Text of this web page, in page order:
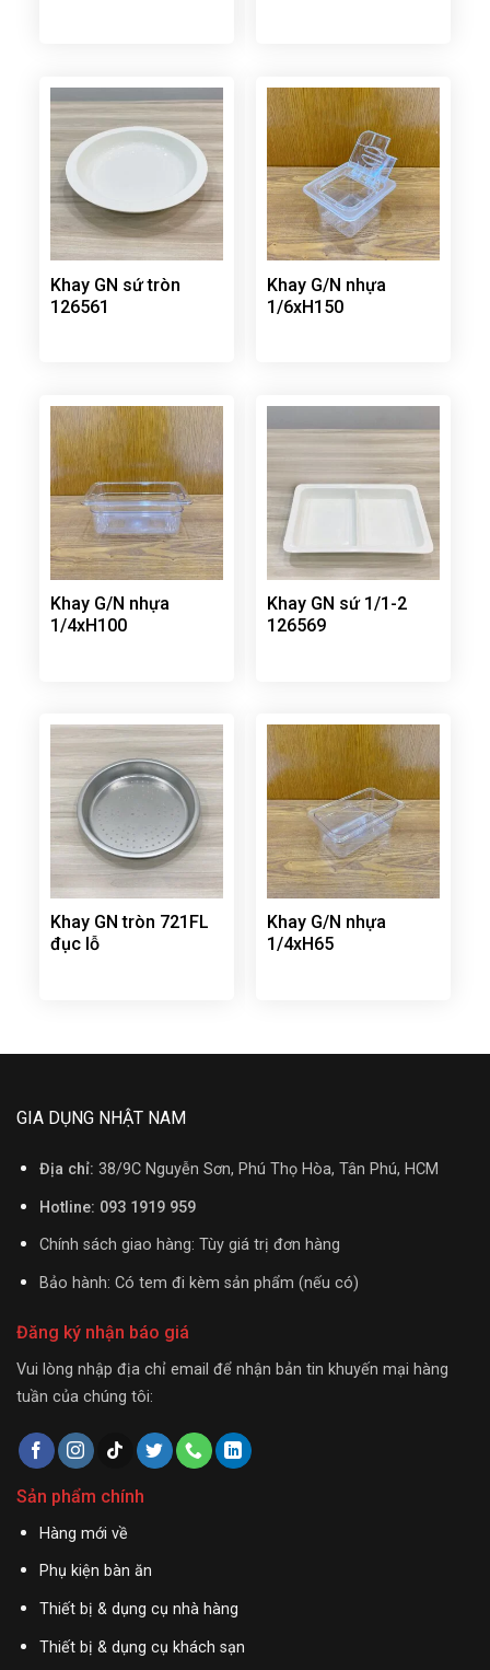
Khay GN sứ tròn
126561
Khay G/N nhựa
1/6xH150
Khay G/N nhựa
1/4xH100
Khay GN sứ 1/1-2
126569
Khay GN tròn 721FL
đục lỗ
Khay G/N nhựa
1/4xH65
GIA DỤNG NHẬT NAM
Địa chỉ: 38/9C Nguyễn Sơn, Phú Thọ Hòa, Tân Phú, HCM
Hotline: 093 1919 959
Chính sách giao hàng: Tùy giá trị đơn hàng
Bảo hành: Có tem đi kèm sản phẩm (nếu có)
Đăng ký nhận báo giá
Vui lòng nhập địa chỉ email để nhận bản tin khuyến mại hàng
tuần của chúng tôi:
Sản phẩm chính
Hàng mới về
Phụ kiện bàn ăn
Thiết bị & dụng cụ nhà hàng
Thiết bị & dụng cụ khách sạn